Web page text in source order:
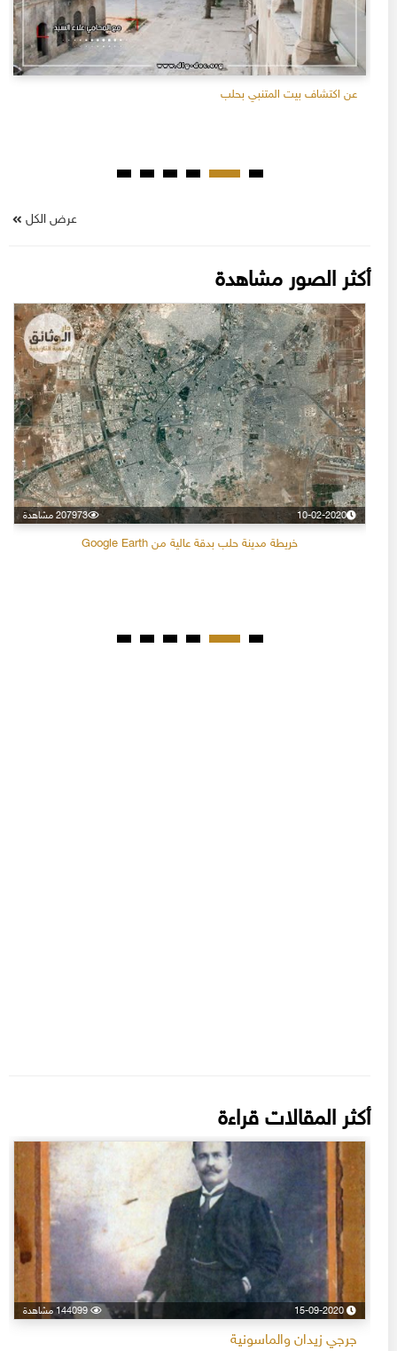
عن اكتشاف بيت المتنبي بحلب
عرض الكل
أكثر الصور مشاهدة
10-02-2020 207973 مشاهدة
خريطة مدينة حلب بدقة عالية من Google Earth
أكثر المقالات قراءة
15-09-2020 144099 مشاهدة
جرجي زيدان والماسونية